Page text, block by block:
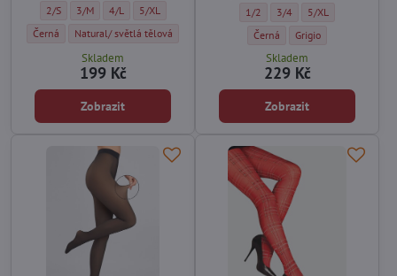
Puntíkaté punčochy PEBBLE 20 DEN Knittex - Velikost:
2/S Puntíkaté punčochy PEBBLE 20 DEN Knittex - Velikost:
3/M Puntíkaté punčochy PEBBLE 20 DEN Knittex - Velikost:
4/L Puntíkaté punčochy PEBBLE 20 DEN Knittex - Velikost:
5/XL
Puntíkaté punčochy PEBBLE 20 DEN Knittex - Barva:
Černá Puntíkaté punčochy PEBBLE 20 DEN Knittex - Barva:
Natural/ světlá tělová
Skladem
199 Kč
Zobrazit
Neprůhledné žebrované
1/2 Neprůhledné žebrované
3/4 Neprůhledné
5/XL
Neprůhledné žebrované
Černá Neprůhledné
Grigio
Skladem
229 Kč
Zobrazit